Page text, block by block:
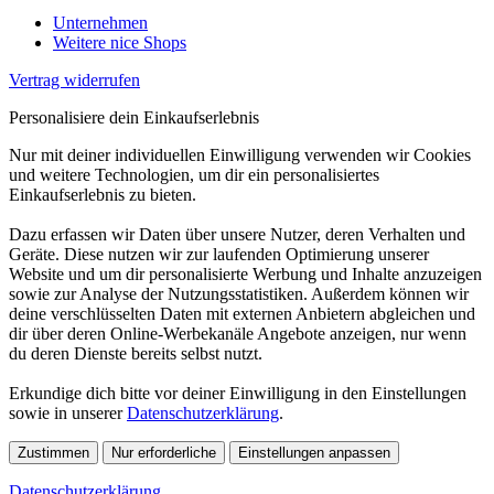
Unternehmen
Weitere nice Shops
Vertrag widerrufen
Personalisiere dein Einkaufserlebnis
Nur mit deiner individuellen Einwilligung verwenden wir Cookies
und weitere Technologien, um dir ein personalisiertes
Einkaufserlebnis zu bieten.
Dazu erfassen wir Daten über unsere Nutzer, deren Verhalten und
Geräte. Diese nutzen wir zur laufenden Optimierung unserer
Website und um dir personalisierte Werbung und Inhalte anzuzeigen
sowie zur Analyse der Nutzungsstatistiken. Außerdem können wir
deine verschlüsselten Daten mit externen Anbietern abgleichen und
dir über deren Online-Werbekanäle Angebote anzeigen, nur wenn
du deren Dienste bereits selbst nutzt.
Erkundige dich bitte vor deiner Einwilligung in den Einstellungen
sowie in unsererDatenschutzerklärung.
Zustimmen Nur erforderliche Einstellungen anpassen